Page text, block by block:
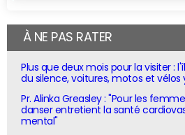
À NE PAS RATER
Plus que deux mois pour la visiter :
du silence, voitures, motos et vélos
Pr. Alinka Greasley : "Pour les
danser entretient la santé
mental"